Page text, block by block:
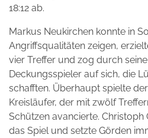
18:12 ab.
Markus Neukirchen konnte in
Angriffsqualitäten zeigen,
vier Treffer und zog durch
Deckungsspieler auf sich, die
schafften. Überhaupt spielte
Kreisläufer, der mit zwölf
Schützen avancierte. Christoph
das Spiel und setzte Görden